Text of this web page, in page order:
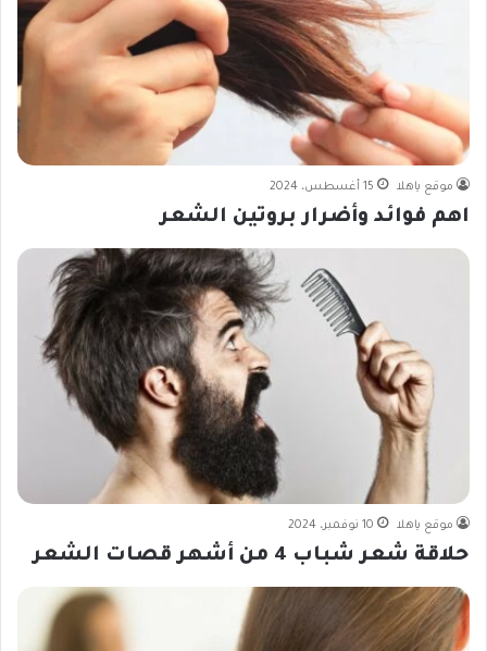
موقع ياهلا 15 أغسطس، 2024
اهم فوائد وأضرار بروتين الشعر
موقع ياهلا 10 نوفمبر، 2024
حلاقة شعر شباب 4 من أشهر قصات الشعر